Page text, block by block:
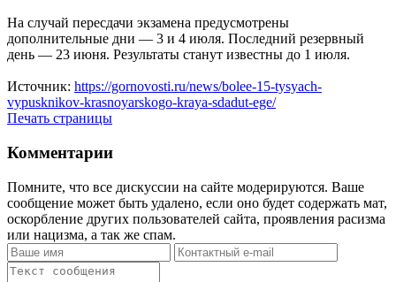
На случай пересдачи экзамена предусмотрены
дополнительные дни — 3 и 4 июля. Последний резервный
день — 23 июня. Результаты станут известны до 1 июля.
Источник: https://gornovosti.ru/news/bolee-15-tysyach-
vypusknikov-krasnoyarskogo-kraya-sdadut-ege/
Печать страницы
Комментарии
Помните, что все дискуссии на сайте модерируются. Ваше
сообщение может быть удалено, если оно будет содержать мат,
оскорбление других пользователей сайта, проявления расизма
или нацизма, а так же спам.